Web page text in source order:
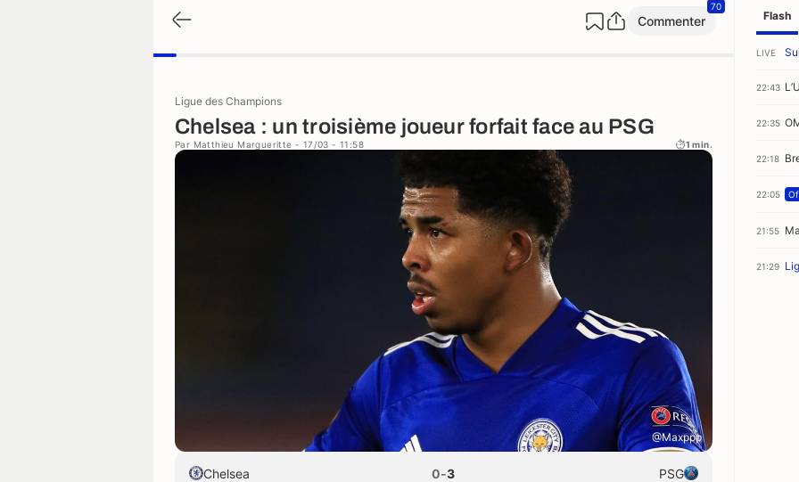
Commenter
70
Ligue des Champions
Chelsea : un troisième joueur forfait face au PSG
Par Matthieu Margueritte - 17/03 - 11:58 1 min.
@Maxppp
Chelsea 0-3 PSG
Flash
LIVE
22:43
22:35
22:18
22:05
21:55
21:29